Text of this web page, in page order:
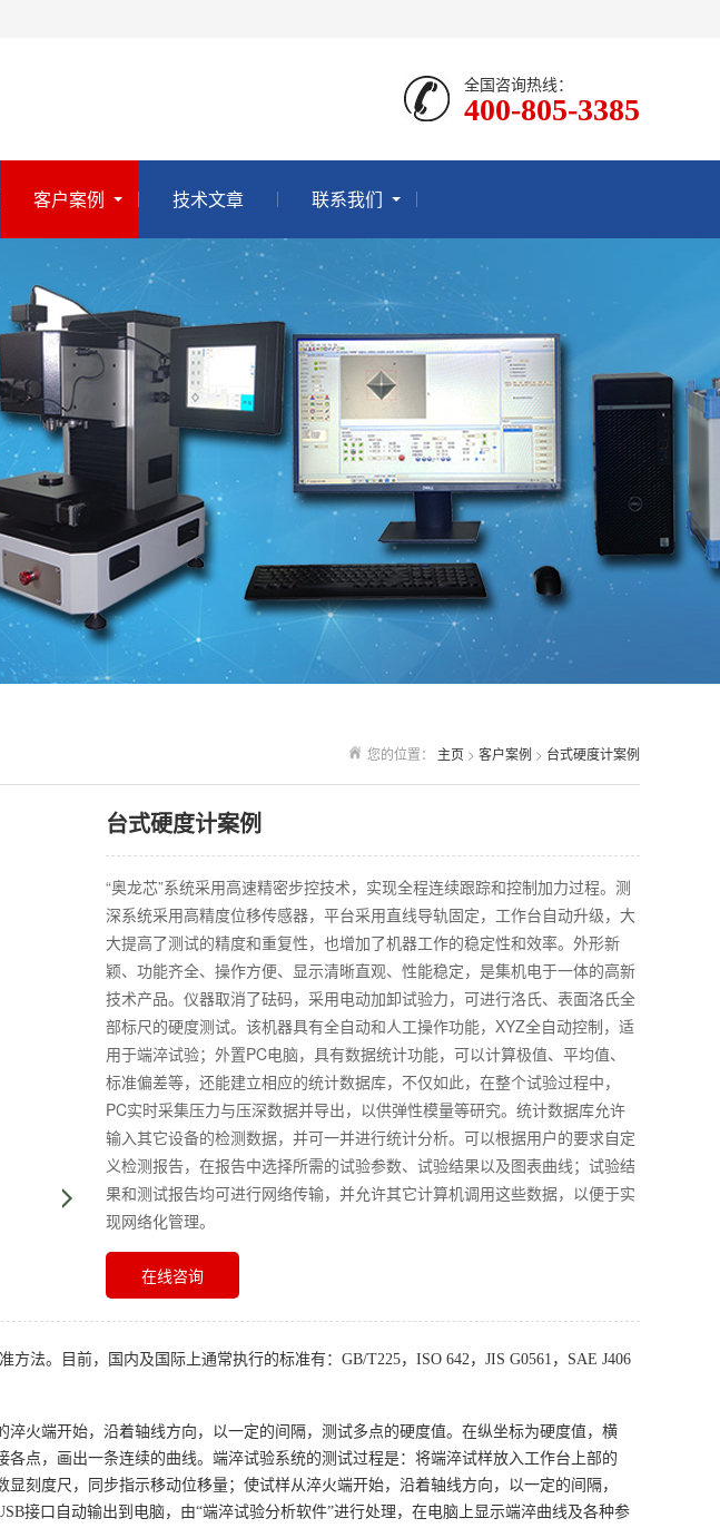
全国咨询热线：
400-805-3385
客户案例 技术文章 联系我们
您的位置： 主页 > 客户案例 > 台式硬度计案例
台式硬度计案例
“奥龙芯”系统采用高速精密步控技术，实现全程连续跟踪和控制加力过程。测
深系统采用高精度位移传感器，平台采用直线导轨固定，工作台自动升级，大
大提高了测试的精度和重复性，也增加了机器工作的稳定性和效率。外形新
颖、功能齐全、操作方便、显示清晰直观、性能稳定，是集机电于一体的高新
技术产品。仪器取消了砝码，采用电动加卸试验力，可进行洛氏、表面洛氏全
部标尺的硬度测试。该机器具有全自动和人工操作功能，XYZ全自动控制，适
用于端淬试验；外置PC电脑，具有数据统计功能，可以计算极值、平均值、
标准偏差等，还能建立相应的统计数据库，不仅如此，在整个试验过程中，
PC实时采集压力与压深数据并导出，以供弹性模量等研究。统计数据库允许
输入其它设备的检测数据，并可一并进行统计分析。可以根据用户的要求自定
义检测报告，在报告中选择所需的试验参数、试验结果以及图表曲线；试验结
果和测试报告均可进行网络传输，并允许其它计算机调用这些数据，以便于实
现网络化管理。
在线咨询
方法。 目前，国内及国际上通常执行的标准有：GB/T225，ISO 642， JIS G0561 ， SAE J406
淬火端开始，沿着轴线方向，以一定的间隔，测试多点的硬度值。在纵坐标为硬度值，横
点，画出一条连续的曲线。端淬试验系统的测试过程是：将端淬试样放入工作台上部的
刻度尺，同步指示移动位移量；使试样从淬火端开始，沿着轴线方向，以一定的间隔，
接口自动输出到电脑，由“端淬试验分析软件”进行处理，在电脑上显示端淬曲线及各种参